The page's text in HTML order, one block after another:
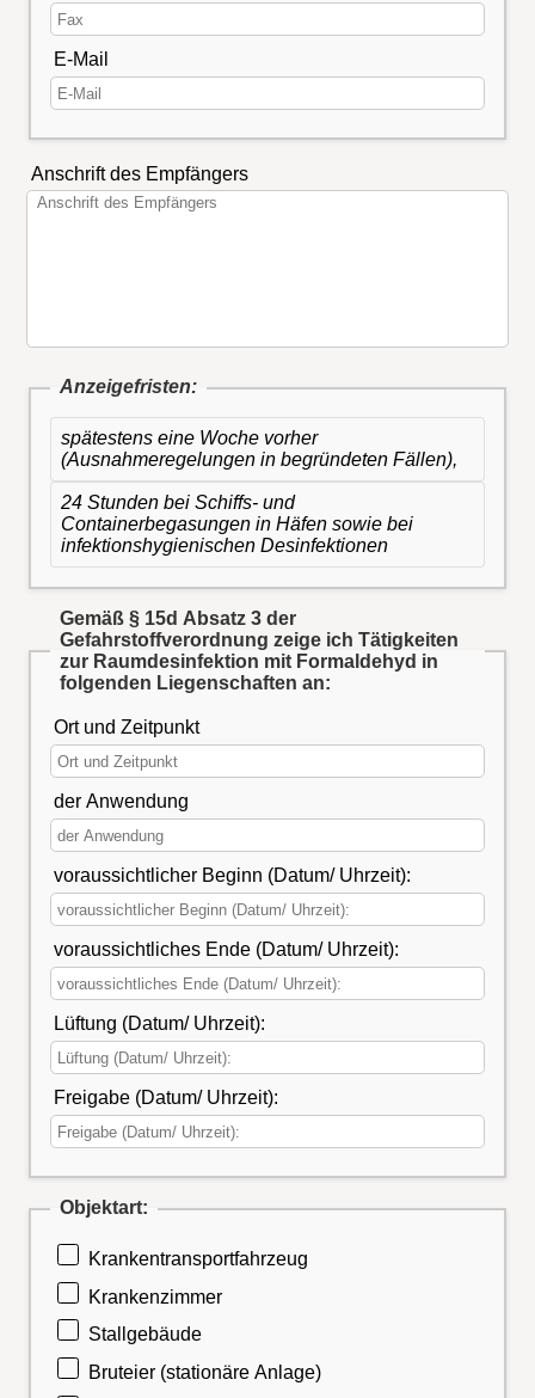
E-Mail
Anschrift des Empfängers
Anzeigefristen:
spätestens eine Woche vorher
(Ausnahmeregelungen in begründeten Fällen),
24 Stunden bei Schiffs- und
Containerbegasungen in Häfen sowie bei
infektionshygienischen Desinfektionen
Gemäß § 15d Absatz 3 der
Gefahrstoffverordnung zeige ich Tätigkeiten
zur Raumdesinfektion mit Formaldehyd in
folgenden Liegenschaften an:
Ort und Zeitpunkt
der Anwendung
voraussichtlicher Beginn (Datum/ Uhrzeit):
voraussichtliches Ende (Datum/ Uhrzeit):
Lüftung (Datum/ Uhrzeit):
Freigabe (Datum/ Uhrzeit):
Objektart:
Krankentransportfahrzeug
Krankenzimmer
Stallgebäude
Bruteier (stationäre Anlage)